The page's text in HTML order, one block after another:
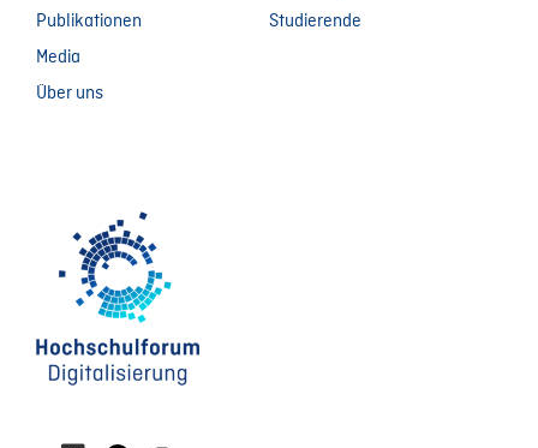
Publikationen
Media
Über uns
Studierende